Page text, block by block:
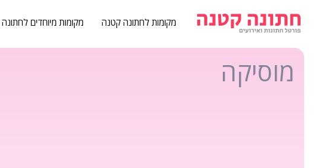
מקומות לחתונה קטנה מקומות מיוחדים לחתונה
מוסיקה